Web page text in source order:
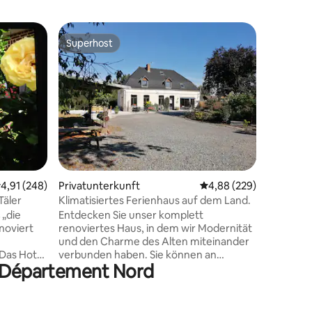
Bewertungen
Bewertung: 4,91 von 5, 248 Bewertungen
4,91 (248)
Hotel
Tälern (
etwa 50
Superhost
Superhost
Privatunterkunft Durchschnittliche
4,88 (229)
Klimatisiertes Ferienhaus auf dem Land.
Entdecken Sie unser komplett
renoviertes Haus, in dem wir Modernität
und den Charme des Alten miteinander
verbunden haben. Sie können an
Winterabenden unseren Kamin mit
Holzfeuer nutzen. Unsere 4
Nord